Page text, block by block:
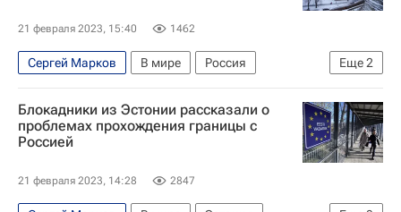
21 февраля 2023, 15:40 1462
Еще2
Сергей Марков В мире
Россия
Эстония
Санкт-Петербург
Блокадники из Эстонии рассказали о
проблемах прохождения границы с
Россией
21 февраля 2023, 14:28 2847